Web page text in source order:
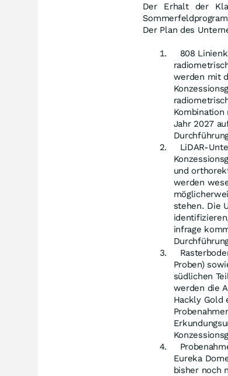
Der Erhalt der
Der Plan des
808
werden mit
Jahr 2027
LiDAR-
und
werden
stehen. Die
infrage
Proben)
südlichen
werden die
Hackly Gold
Eureka
bisher noch